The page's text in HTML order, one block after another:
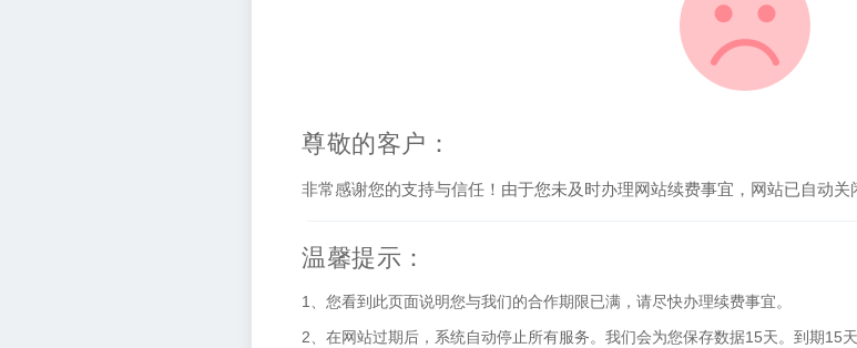
尊敬的客户：
非常感谢您的支持与信任！由于您未及时办理网站续费事宜，网站已自动
温馨提示：
1、您看到此页面说明您与我们的合作期限已满，请尽快办理续费事宜。
2、在网站过期后，系统自动停止所有服务。我们会为您保存数据15天。到期15